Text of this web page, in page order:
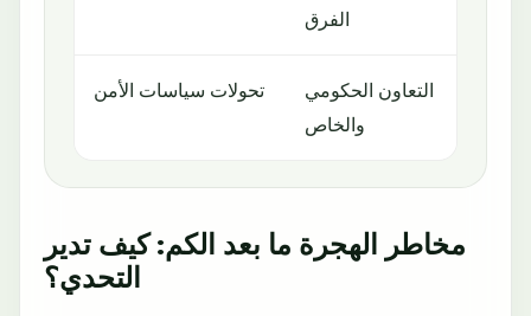
الفرق
تحولات سياسات الأمن
التعاون الحكومي
والخاص
مخاطر الهجرة ما بعد الكم: كيف تدير
التحدي؟